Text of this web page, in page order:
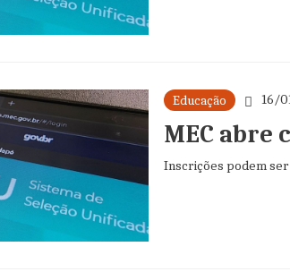
Educação 16/
MEC abre
Inscrições podem ser